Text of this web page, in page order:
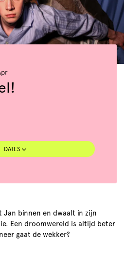
DATES
Jan binnen en dwaalt in zijn
Een droomwereld is altijd beter
gaat de wekker?